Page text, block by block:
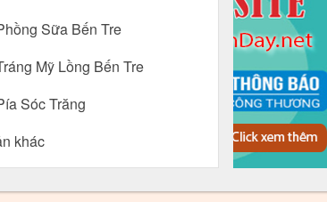
Sữa Bến Tre
Mỹ Lồng Bến Tre
Sóc Trăng
khác